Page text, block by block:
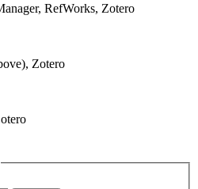
RefWorks, Zotero
Zotero